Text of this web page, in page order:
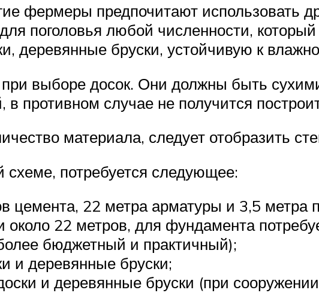
фермеры предпочитают использовать
поголовья любой численности, который
деревянные бруски, устойчивую к
выборе досок. Они должны быть
противном случае не получится
материала, следует отобразить
схеме, потребуется следующее:
цемента, 22 метра арматуры и 3,5 метра
22 метров, для фундамента
бюджетный и практичный);
и деревянные бруски;
и деревянные бруски (при